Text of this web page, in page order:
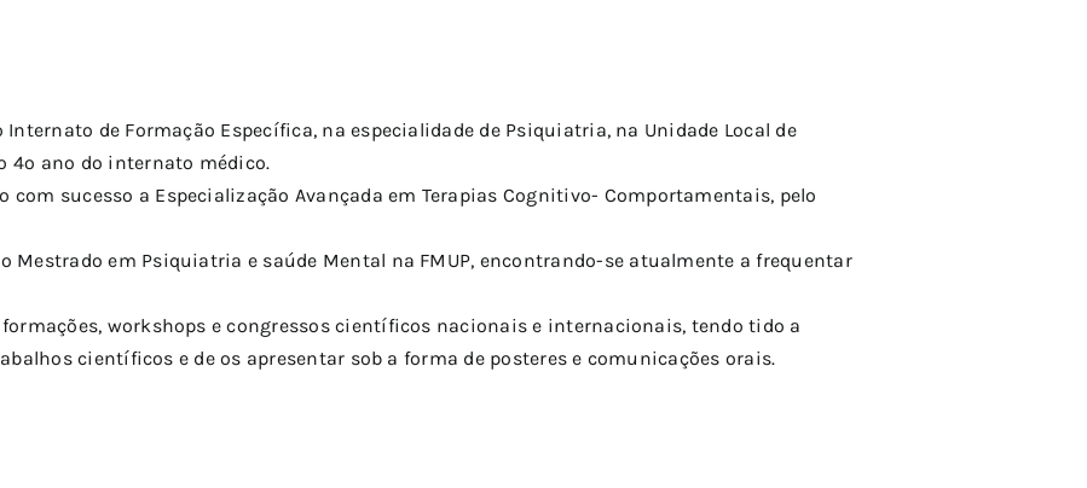
de Formação Específica, na especialidade de Psiquiatria, na Unidade Local de
4º ano do internato médico.
com sucesso a Especialização Avançada em Terapias Cognitivo- Comportamentais, pelo
Mestrado em Psiquiatria e saúde Mental na FMUP, encontrando-se atualmente a frequentar
workshops e congressos científicos nacionais e internacionais, tendo tido a
científicos e de os apresentar sob a forma de posteres e comunicações orais.